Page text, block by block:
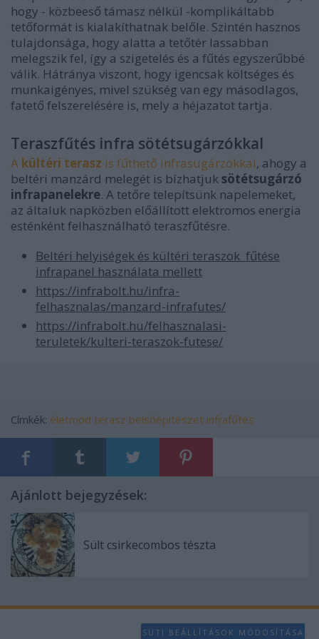
hogy - közbeeső támasz nélkül -komplikáltabb
tetőformát is kialakíthatnak belőle. Szintén hasznos
tulajdonsága, hogy alatta a tetőtér lassabban
melegszik fel, így a szigetelés és a fűtés egyszerűbbé
válik. Hátránya viszont, hogy igencsak költséges és
munkaigényes, mivel szükség van egy másodlagos,
fatető felszerelésére is, mely a héjazatot tartja.
Teraszfűtés infra sötétsugárzókkal
A kültéri terasz is fűthető infrasugárzókkal, ahogy a
beltéri manzárd melegét is bízhatjuksötétsugárzó
infrapanelekre. A tetőre telepítsünk napelemeket,
az általuk napközben előállított elektromos energia
esténként felhasználható teraszfűtésre.
Beltéri helyiségek és kültéri teraszok fűtése
infrapanel használata mellett
https://infrabolt.hu/infra-
felhasznalas/manzard-infrafutes/
https://infrabolt.hu/felhasznalasi-
teruletek/kulteri-teraszok-futese/
Címkék: életmód terasz belsőépítészet infrafűtés
Ajánlott bejegyzések:
Sült csirkecombos tészta
SÜTI BEÁLLÍTÁSOK MÓDOSÍTÁSA